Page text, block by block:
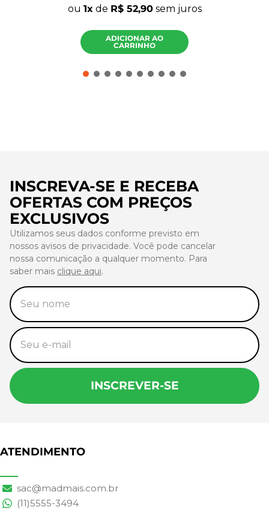
ou 1 de R$ 52,90sem juros
ADICIONAR AO
CARRINHO
INSCREVA-SE E RECEBA
OFERTAS COM PREÇOS
EXCLUSIVOS
Utilizamos seus dados conforme previsto em
nossos avisos de privacidade. Você pode cancelar
nossa comunicação a qualquer momento. Para
saber mais clique aqui.
INSCREVER-SE
ATENDIMENTO
sac@madmais.com.br
(11)5555-3494